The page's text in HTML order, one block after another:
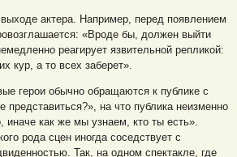
актера. Например, перед появлением
«Вроде бы, должен выйти
реагирует язвительной репликой:
кур, а то всех заберет».
герои обычно обращаются к публике с
на что публика неизменно
иначе как же мы узнаем, кто ты есть».
рода сцен иногда соседствует с
Так, на одном спектакле, где